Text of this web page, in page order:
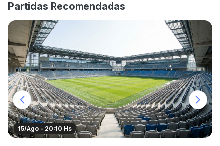
Partidas Recomendadas
15/Ago - 20:10 Hs